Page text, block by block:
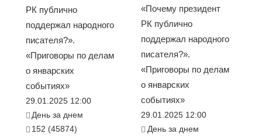
РК публично
поддержал народного
писателя?».
«Приговоры по делам
о январских
событиях»
29.01.2025 12:00
День за днем
152 (45874)
«Почему президент
РК публично
поддержал народного
писателя?».
«Приговоры по делам
о январских
событиях»
29.01.2025 12:00
День за днем